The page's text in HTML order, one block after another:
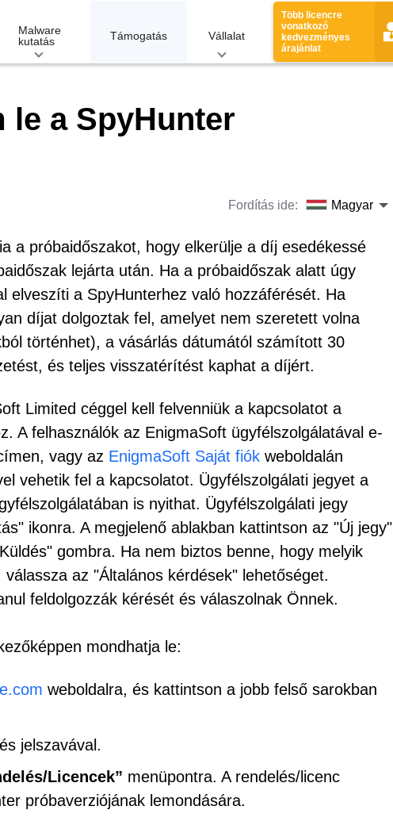
Malware
kutatás
Támogatás Vállalat
Több licencre
vonatkozó
kedvezményes
árajánlat
le a SpyHunter
Fordítás ide: Magyar
a próbaidőszakot, hogy elkerülje a díj esedékessé
lejárta után. Ha a próbaidőszak alatt úgy
elveszíti a SpyHunterhez való hozzáférését. Ha
díjat dolgoztak fel, amelyet nem szeretett volna
történhet), a vásárlás dátumától számított 30
és teljes visszatérítést kaphat a díjért.
Limited céggel kell felvenniük a kapcsolatot a
A felhasználók az EnigmaSoft ügyfélszolgálatával e-
vagy az EnigmaSoft Saját fiók weboldalán
vehetik fel a kapcsolatot. Ügyfélszolgálati jegyet a
is nyithat. Ügyfélszolgálati jegy
ikonra. A megjelenő ablakban kattintson az "Új jegy"
gombra. Ha nem biztos benne, hogy melyik
az "Általános kérdések" lehetőséget.
feldolgozzák kérését és válaszolnak Önnek.
mondhatja le:
weboldalra, és kattintson a jobb felső sarokban
jelszavával.
Licencek” menüpontra. A rendelés/licenc
próbaverziójának lemondására.